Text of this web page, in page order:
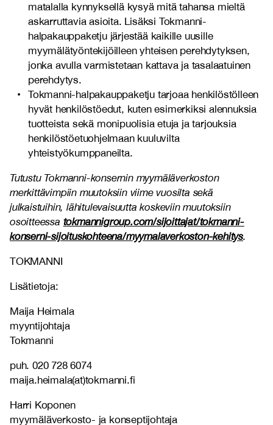
matalalla kynnyksellä kysyä mitä tahansa mieltä
askarruttavia asioita. Lisäksi Tokmanni-
halpakauppaketju järjestää kaikille uusille
myymälätyöntekijöilleen yhteisen perehdytyksen,
jonka avulla varmistetaan kattava ja tasalaatuinen
perehdytys.
Tokmanni-halpakauppaketju tarjoaa henkilöstölleen
hyvät henkilöstöedut, kuten esimerkiksi alennuksia
tuotteista sekä monipuolisia etuja ja tarjouksia
henkilöstöetuohjelmaan kuuluvilta
yhteistyökumppaneilta.
Tutustu Tokmanni-konsernin myymäläverkoston
merkittävimpiin muutoksiin viime vuosilta sekä
julkaistuihin, lähitulevaisuutta koskeviin muutoksiin
osoitteessa tokmannigroup.com/sijoittajat/tokmanni-
konserni-sijoituskohteena/myymalaverkoston-kehitys.
TOKMANNI
Lisätietoja:
Maija Heimala
myyntijohtaja
Tokmanni
puh. 020 728 6074
maija.heimala(at)tokmanni.fi
Harri Koponen
myymäläverkosto- ja konseptijohtaja